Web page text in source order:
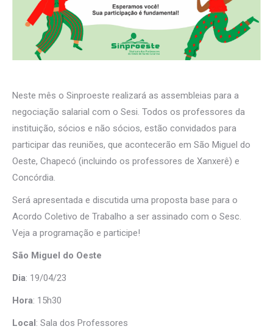
Neste mês o Sinproeste realizará as assembleias para a
negociação salarial com o Sesi. Todos os professores da
instituição, sócios e não sócios, estão convidados para
participar das reuniões, que acontecerão em São Miguel do
Oeste, Chapecó (incluindo os professores de Xanxerê) e
Concórdia.
Será apresentada e discutida uma proposta base para o
Acordo Coletivo de Trabalho a ser assinado com o Sesc.
Veja a programação e participe!
São Miguel do Oeste
Dia: 19/04/23
Hora: 15h30
Local: Sala dos Professores